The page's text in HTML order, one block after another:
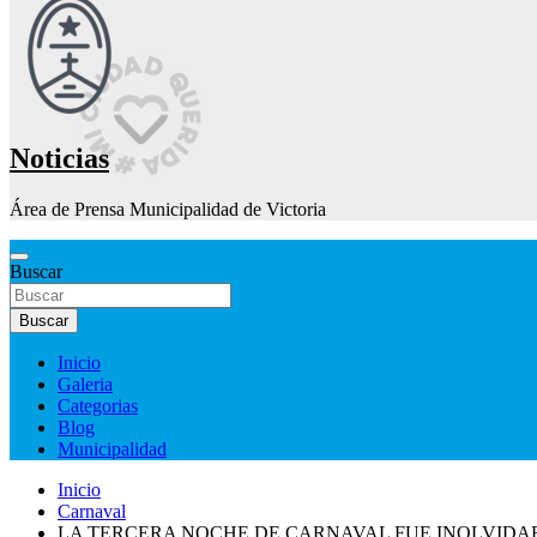
Noticias
Área de Prensa Municipalidad de Victoria
Buscar
Buscar
Inicio
Galeria
Categorias
Blog
Municipalidad
Inicio
Carnaval
LA TERCERA NOCHE DE CARNAVAL FUE